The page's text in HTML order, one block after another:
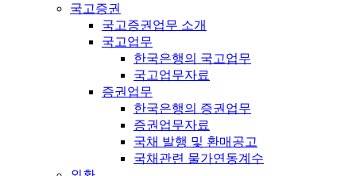
국고증권
국고증권업무 소개
국고업무
한국은행의 국고업무
국고업무자료
증권업무
한국은행의 증권업무
증권업무자료
국채 발행 및 환매공고
국채관련 물가연동계수